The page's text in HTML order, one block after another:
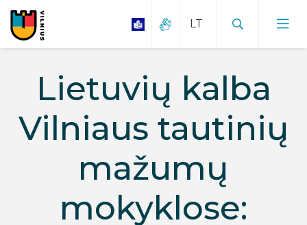
Lietuvių kalba
Vilniaus tautinių
mažumų
mokyklose: